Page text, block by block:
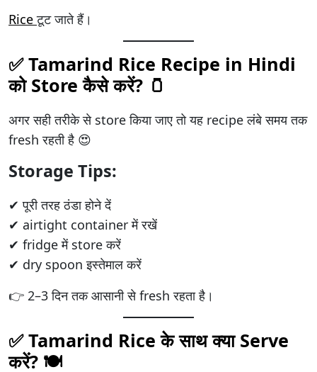
Riceटूट जाते हैं।
✅ Tamarind Rice Recipe in Hindi
को Store कैसे करें? 🫙
अगर सही तरीके से store किया जाए तो यह recipe लंबे समय तक
fresh रहती है 😍
Storage Tips:
✔ पूरी तरह ठंडा होने दें
✔ airtight container में रखें
✔ fridge में store करें
✔ dry spoon इस्तेमाल करें
👉 2–3 दिन तक आसानी से fresh रहता है।
✅ Tamarind Rice के साथ क्या Serve
करें? 🍽️